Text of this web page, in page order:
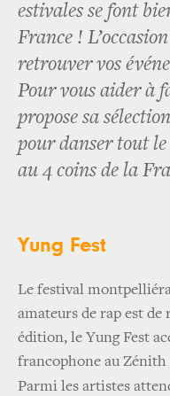
estivales se font
France !
retrouver vos
Pour vous aider à
propose sa
pour danser tout le
au 4 coins de la
Yung Fest
Le festival
amateurs de rap est
édition, le Yung Fest
francophone au Zénith
Parmi les artistes